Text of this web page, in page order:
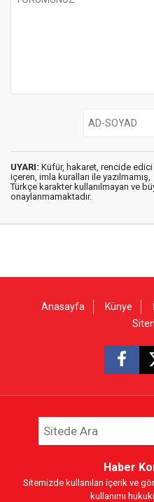
UYARI: Küfür, hakaret, rencide edici
içeren, imla kuralları ile yazılmamış,
Türkçe karakter kullanılmayan ve
onaylanmamaktadır.
Anasayfa Künye
Haber
Sitemizde kullanılan içerik ve
kullanımı